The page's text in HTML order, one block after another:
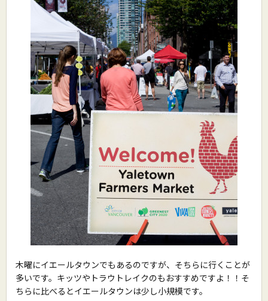
木曜にイエールタウンでもあるのですが、そちらに行くことが
多いです。キッツやトラウトレイクのもおすすめですよ！！そ
ちらに比べるとイエールタウンは少し小規模です。